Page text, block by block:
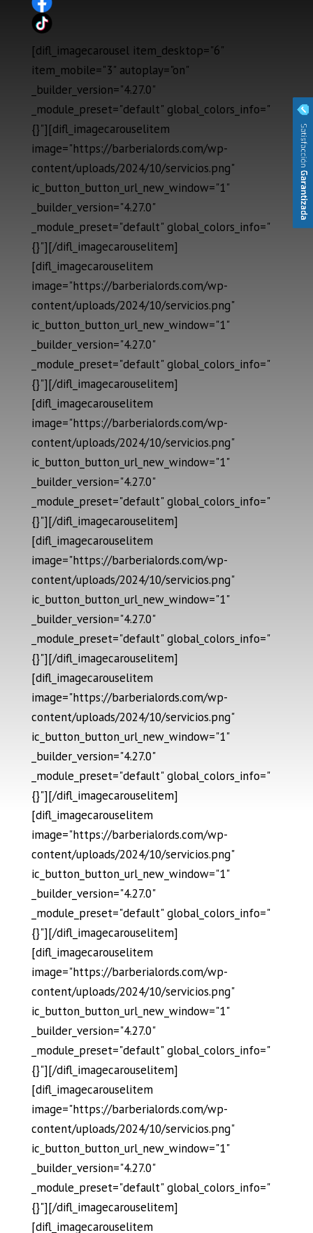
[difl_imagecarousel item_desktop="6"
item_mobile="3" autoplay="on"
_builder_version="4.27.0"
_module_preset="default" global_colors_info="
{}"][difl_imagecarouselitem
image="https://barberialords.com/wp-
content/uploads/2024/10/servicios.png"
ic_button_button_url_new_window="1"
_builder_version="4.27.0"
_module_preset="default" global_colors_info="
{}"][/difl_imagecarouselitem]
[difl_imagecarouselitem
image="https://barberialords.com/wp-
content/uploads/2024/10/servicios.png"
ic_button_button_url_new_window="1"
_builder_version="4.27.0"
_module_preset="default" global_colors_info="
{}"][/difl_imagecarouselitem]
[difl_imagecarouselitem
image="https://barberialords.com/wp-
content/uploads/2024/10/servicios.png"
ic_button_button_url_new_window="1"
_builder_version="4.27.0"
_module_preset="default" global_colors_info="
{}"][/difl_imagecarouselitem]
[difl_imagecarouselitem
image="https://barberialords.com/wp-
content/uploads/2024/10/servicios.png"
ic_button_button_url_new_window="1"
_builder_version="4.27.0"
_module_preset="default" global_colors_info="
{}"][/difl_imagecarouselitem]
[difl_imagecarouselitem
image="https://barberialords.com/wp-
content/uploads/2024/10/servicios.png"
ic_button_button_url_new_window="1"
_builder_version="4.27.0"
_module_preset="default" global_colors_info="
{}"][/difl_imagecarouselitem]
[difl_imagecarouselitem
image="https://barberialords.com/wp-
content/uploads/2024/10/servicios.png"
ic_button_button_url_new_window="1"
_builder_version="4.27.0"
_module_preset="default" global_colors_info="
{}"][/difl_imagecarouselitem]
[difl_imagecarouselitem
image="https://barberialords.com/wp-
content/uploads/2024/10/servicios.png"
ic_button_button_url_new_window="1"
_builder_version="4.27.0"
_module_preset="default" global_colors_info="
{}"][/difl_imagecarouselitem]
[difl_imagecarouselitem
image="https://barberialords.com/wp-
content/uploads/2024/10/servicios.png"
ic_button_button_url_new_window="1"
_builder_version="4.27.0"
_module_preset="default" global_colors_info="
{}"][/difl_imagecarouselitem]
[difl_imagecarouselitem